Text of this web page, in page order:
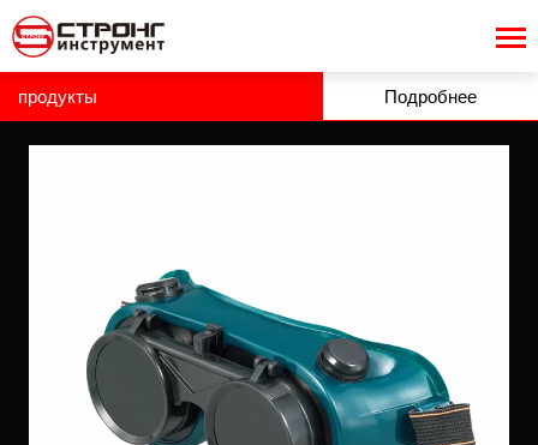
продукты Подробнее